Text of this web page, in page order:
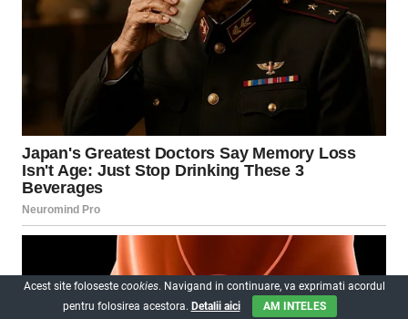
Acest site foloseste cookies. Navigand in continuare, va exprimati acordul
pentru folosirea acestora. Detalii aici AM INTELES